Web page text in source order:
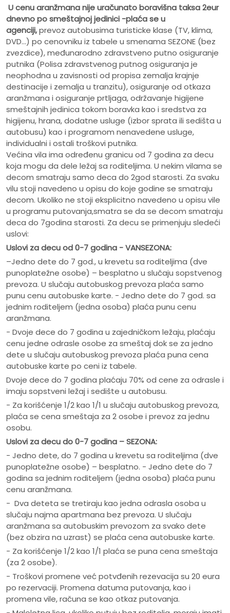
U cenu aranžmana nije uračunatoboravišna taksa 2eur
dnevno po smeštajnoj jedinici -plaća se u
agenciji,prevoz autobusima turisticke klase (TV, klima,
DVD...) po cenovniku iz tabele u smenama SEZONE (bez
zvezdice), međunarodno zdravstveno putno osiguranje
putnika (Polisa zdravstvenog putnog osiguranja je
neophodna u zavisnosti od propisa zemalja krajnje
destinacije i zemalja u tranzitu), osiguranje od otkaza
aranžmana i osiguranje prtljaga, održavanje higijene
smeštajnih jedinica tokom boravka kao i sredstva za
higijenu, hrana, dodatne usluge (izbor sprata ili sedišta u
autobusu) kao i programom nenavedene usluge,
individualni i ostali troškovi putnika.
Većina vila ima određenu granicu od 7 godina za decu
koja mogu da dele ležaj sa roditeljima. U nekim vilama se
decom smatraju samo deca do 2god starosti. Za svaku
vilu stoji navedeno u opisu do koje godine se smatraju
decom. Ukoliko ne stoji eksplicitno navedeno u opisu vile
u programu putovanja,smatra se da se decom smatraju
deca do 7godina starosti. Za decu se primenjuju sledeći
uslovi:
Uslovi za decu od 0-7 godina - VANSEZONA:
–Jedno dete do 7 god., u krevetu sa roditeljima (dve
punoplatežne osobe) – besplatno u slučaju sopstvenog
prevoza. U slučaju autobuskog prevoza plaća samo
punu cenu autobuske karte. - Jedno dete do 7 god. sa
jednim roditeljem (jedna osoba) plaća punu cenu
aranžmana.
- Dvoje dece do 7 godina u zajedničkom ležaju, plaćaju
cenu jedne odrasle osobe za smeštaj dok se za jedno
dete u slučaju autobuskog prevoza plaća puna cena
autobuske karte po ceni iz tabele.
Dvoje dece do 7 godina plaćaju 70% od cene za odrasle i
imaju sopstveni ležaj i sedište u autobusu.
- Za korišćenje 1/2 kao 1/1 u slučaju autobuskog prevoza,
plaća se cena smeštaja za 2 osobe i prevoz za jednu
osobu.
Uslovi za decu do 0-7 godina – SEZONA:
- Jedno dete, do 7 godina u krevetu sa roditeljima (dve
punoplatežne osobe) – besplatno. - Jedno dete do 7
godina sa jednim roditeljem (jedna osoba) plaća punu
cenu aranžmana.
- Dva deteta se tretiraju kao jedna odrasla osoba u
slučaju najma apartmana bez prevoza. U slučaju
aranžmana sa autobuskim prevozom za svako dete
(bez obzira na uzrast) se plaća cena autobuske karte.
- Za korišćenje 1/2 kao 1/1 plaća se puna cena smeštaja
(za 2 osobe).
- Troškovi promene već potvđenih rezevacija su 20 eura
po rezervaciji. Promena datuma putovanja, kao i
promena vile, računa se kao otkaz putovanja.